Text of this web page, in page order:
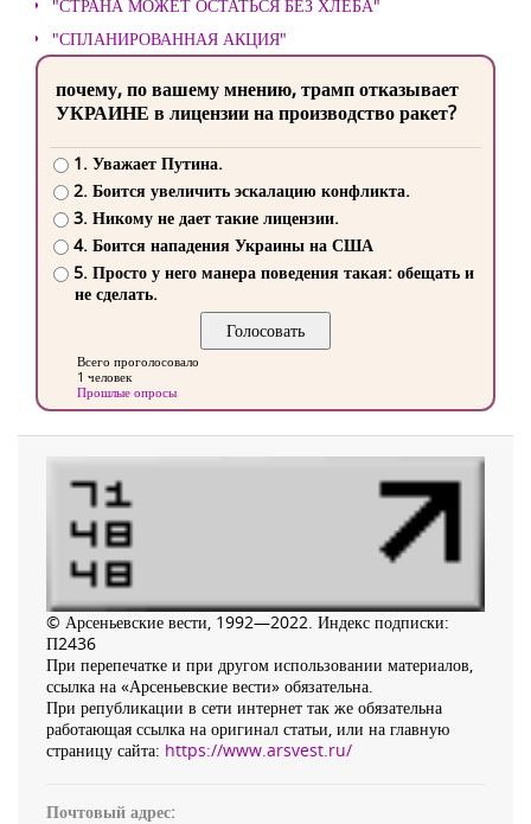
"СТРАНА МОЖЕТ ОСТАТЬСЯ БЕЗ ХЛЕБА"
"СПЛАНИРОВАННАЯ АКЦИЯ"
почему, по вашему мнению, трамп отказывает
УКРАИНЕ в лицензии на производство ракет?
1. Уважает Путина.
2. Боится увеличить эскалацию конфликта.
3. Никому не дает такие лицензии.
4. Боится нападения Украины на США
5. Просто у него манера поведения такая: обещать и
не сделать.
Всего проголосовало
1 человек
Прошлые опросы
© Арсеньевские вести, 1992—2022. Индекс подписки:
П2436
При перепечатке и при другом использовании материалов,
ссылка на «Арсеньевские вести» обязательна.
При републикации в сети интернет так же обязательна
работающая ссылка на оригинал статьи, или на главную
страницу сайта: https://www.arsvest.ru/
Почтовый адрес: